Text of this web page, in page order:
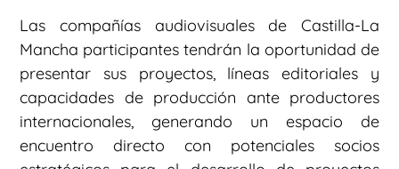
Las compañías audiovisuales de Castilla-La
Mancha participantes tendrán la oportunidad de
presentar sus proyectos, líneas editoriales y
capacidades de producción ante productores
internacionales, generando un espacio de
encuentro directo con potenciales socios